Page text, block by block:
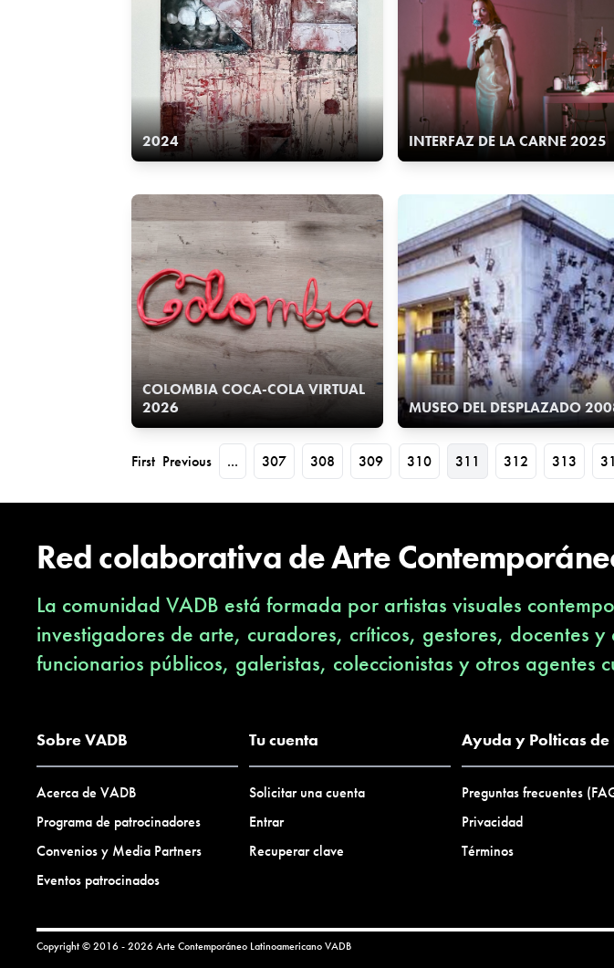
2024 INTERFAZ DE LA CARNE 2025
COLOMBIA COCA-COLA VIRTUAL
2026
MUSEO DEL DESPLAZADO
First Previous ... 307 308 309 310 311 312 313
Red colaborativa de Arte
La comunidad VADB está formada por artistas visuales
investigadores de arte, curadores, críticos, gestores, docentes y
funcionarios públicos, galeristas, coleccionistas y otros agentes
Sobre VADB
Acerca de VADB
Programa de patrocinadores
Convenios y Media Partners
Eventos patrocinados
Tu cuenta
Solicitar una cuenta
Entrar
Recuperar clave
Ayuda y Polticas de
Preguntas frecuentes
Privacidad
Términos
Copyright © 2016 - 2026 Arte Contemporáneo LatinoamericanoVADB